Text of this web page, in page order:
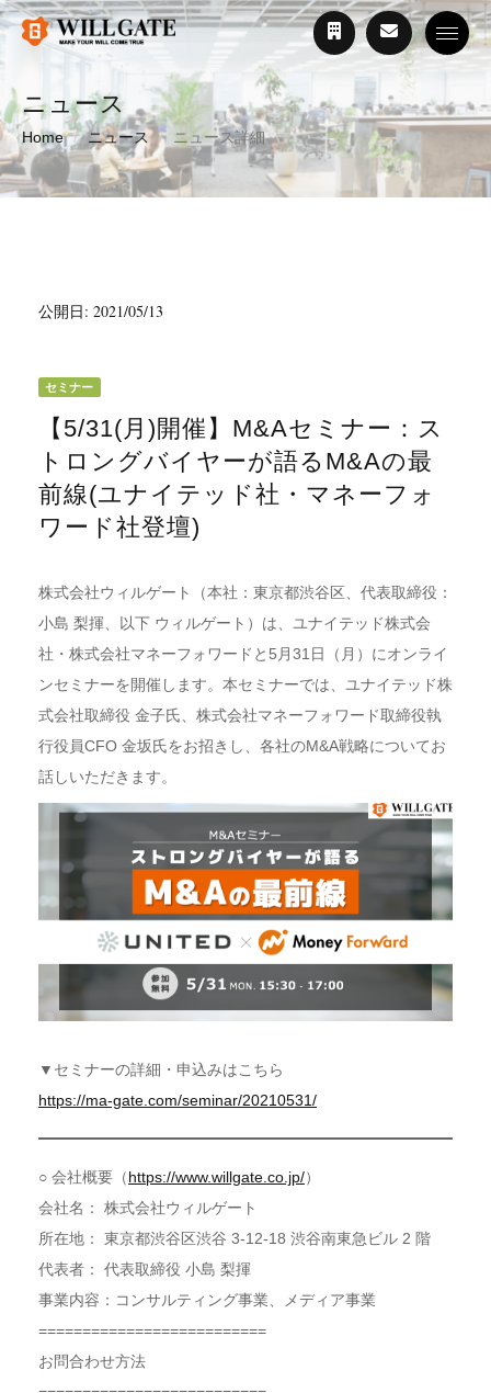
ニュース
Home ニュース ニュース詳細
公開日: 2021/05/13
セミナー
【5/31(月)開催】M&Aセミナー：ス
トロングバイヤーが語るM&Aの最
前線(ユナイテッド社・マネーフォ
ワード社登壇)
株式会社ウィルゲート（本社：東京都渋谷区、代表取締役：
小島 梨揮、以下 ウィルゲート）は、ユナイテッド株式会
社・株式会社マネーフォワードと5月31日（月）にオンライ
ンセミナーを開催します。本セミナーでは、ユナイテッド株
式会社取締役 金子氏、株式会社マネーフォワード取締役執
行役員CFO 金坂氏をお招きし、各社のM&A戦略についてお
話しいただきます。
▼セミナーの詳細・申込みはこちら
https://ma-gate.com/seminar/20210531/
○ 会社概要（https://www.willgate.co.jp/）
会社名： 株式会社ウィルゲート
所在地： 東京都渋谷区渋谷 3-12-18 渋谷南東急ビル 2 階
代表者： 代表取締役 小島 梨揮
事業内容：コンサルティング事業、メディア事業
==========================
お問合わせ方法